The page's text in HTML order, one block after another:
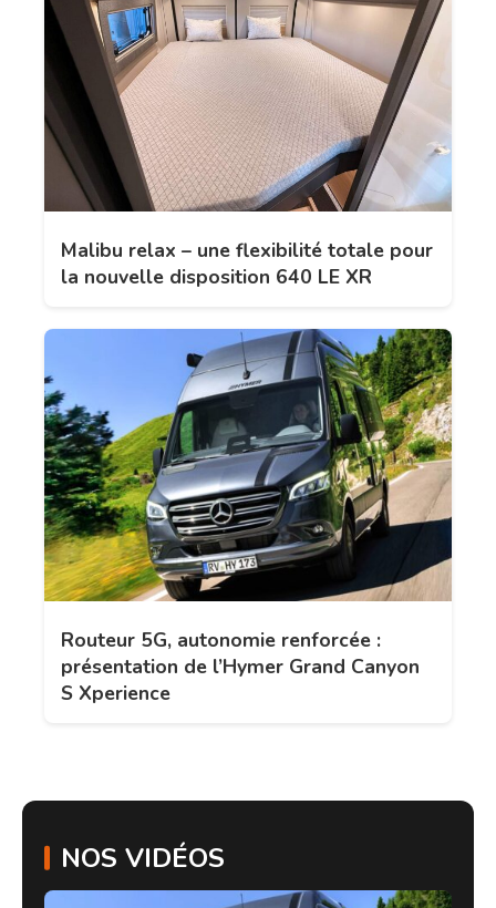
Malibu relax – une flexibilité totale pour
la nouvelle disposition 640 LE XR
Routeur 5G, autonomie renforcée :
présentation de l’Hymer Grand Canyon
S Xperience
NOS VIDÉOS